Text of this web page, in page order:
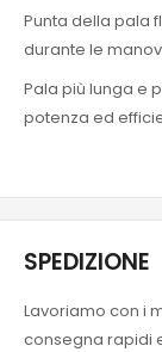
Punta della pala
durante le
Pala più lunga e
potenza ed
SPEDIZIONE
Lavoriamo con i
consegna rapidi